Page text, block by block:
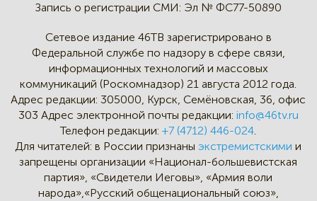
Запись о регистрации СМИ: Эл № ФС77-50890
Сетевое издание 46ТВ зарегистрировано в
Федеральной службе по надзору в сфере связи,
информационных технологий и массовых
коммуникаций (Роскомнадзор) 21 августа 2012 года.
Адрес редакции: 305000, Курск, Семёновская, 36, офис
303 Адрес электронной почты редакции: info@46tv.ru
Телефон редакции: +7 (4712) 446-024.
Для читателей: в России признаныэкстремистскими и
запрещены организации «Национал-большевистская
партия», «Свидетели Иеговы», «Армия воли
народа»,«Русский общенациональный союз»,